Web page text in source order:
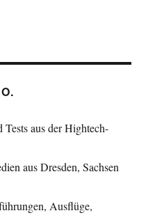
Tests aus der Hightech-
aus Dresden, Sachsen
Ausflüge,